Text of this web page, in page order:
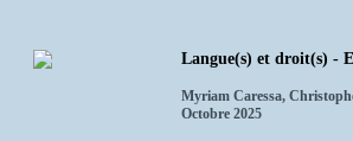
Langue(s) et droit(s) -
Myriam Caressa,
Octobre 2025